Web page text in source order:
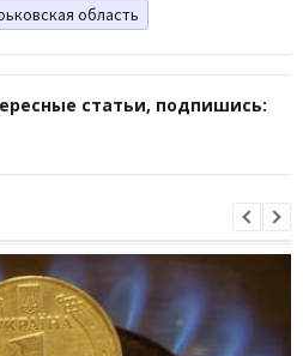
область
статьи, подпишись: